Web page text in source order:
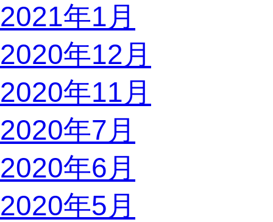
2021年1月
2020年12月
2020年11月
2020年7月
2020年6月
2020年5月